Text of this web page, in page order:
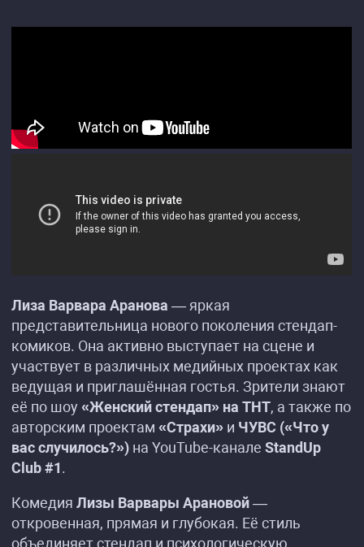
Лиза Варвара Аранова — яркая
представительница нового поколения стендап-
комиков. Она активно выступает на сцене и
участвует в различных медийных проектах как
ведущая и приглашённая гостья. Зрители знают
её по шоу «Женский стендап» на ТНТ, а также по
авторским проектам «Страхи» и ЧУВС («Что у
вас случилось?») на YouTube-канале StandUp
Club #1.
Комедия Лизы Варвары Арановой—
откровенная, прямая и глубокая. Её стиль
объединяет стендап и психологическую